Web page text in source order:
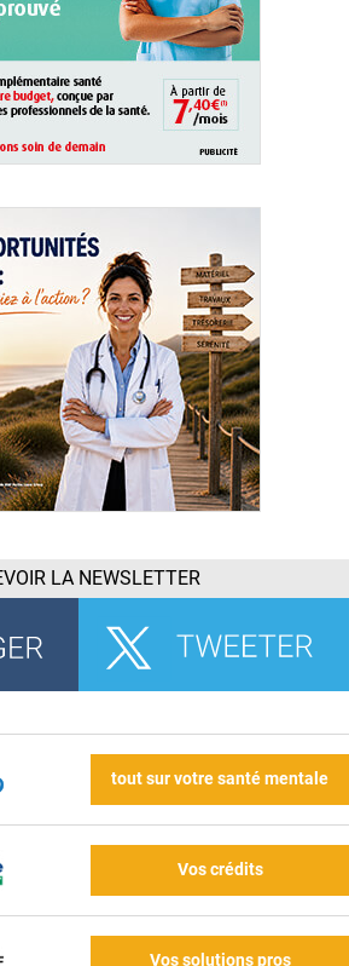
LA NEWSLETTER
tout sur votre santé mentale
Vos crédits
Vos solutions pros